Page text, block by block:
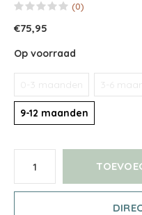
(0)
€75,95
Op voorraad
0-3 maanden 3-6
9-12 maanden